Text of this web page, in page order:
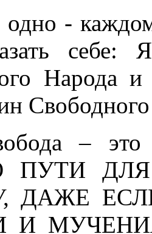
одно -
Народа
–
ПУТИ
ДАЖЕ
И